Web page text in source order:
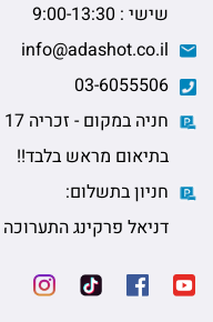
שישי : 9:00-13:30
חניה במקום - זכריה 17
בתיאום מראש בלבד!!
חניון בתשלום:
דניאל פרקינג התערוכה 3